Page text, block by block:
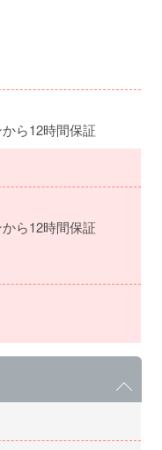
ら12時間保証
ら12時間保証